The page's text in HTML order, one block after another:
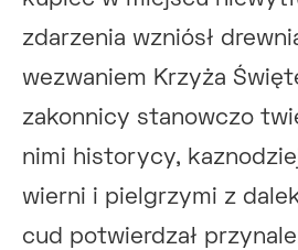
zdarzenia wzniósł
wezwaniem Krzyża
zakonnicy stanowczo
nimi historycy,
wierni i pielgrzymi z
cud potwierdzał